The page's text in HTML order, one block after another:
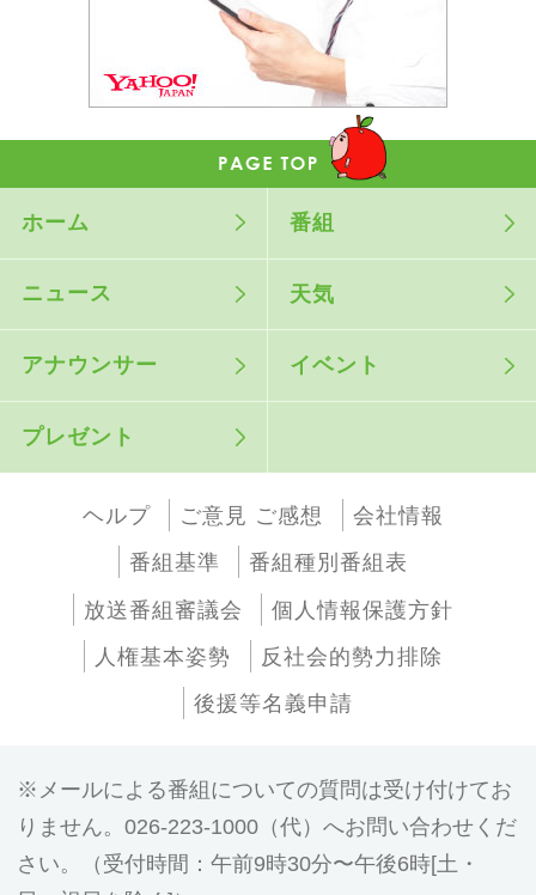
ホーム 番組
ニュース 天気
アナウンサー イベント
プレゼント
ヘルプ ご意見 ご感想
会社情報
番組基準
番組種別番組表
放送番組審議会
個人情報保護方針
人権基本姿勢
反社会的勢力排除
後援等名義申請
メールによる番組についての質問は受け付けてお
りません。026-223-1000（代）へお問い合わせくだ
さい。（受付時間：午前9時30分〜午後6時[土・